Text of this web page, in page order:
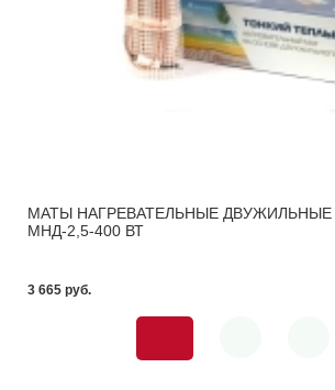
МАТЫ НАГРЕВАТЕЛЬНЫЕ ДВУЖИЛЬНЫЕ
МНД-2,5-400 ВТ
3 665 pуб.